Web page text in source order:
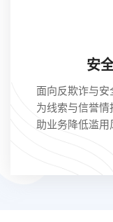
安
面向反欺诈与
为线索与信誉
助业务降低滥用